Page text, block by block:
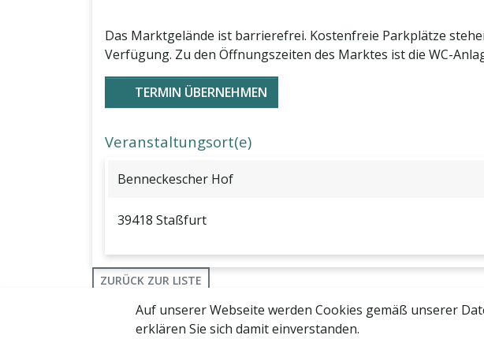
Auf unserer Webseite werden Cookies gemäß unserer
erklären Sie sich damit einverstanden.
Das Marktgelände ist barrierefrei. Kostenfreie Parkplätze
Verfügung. Zu den Öffnungszeiten des Marktes ist die WC-
TERMIN ÜBERNEHMEN
Veranstaltungsort(e)
Benneckescher Hof
39418 Staßfurt
ZURÜCK ZUR LISTE